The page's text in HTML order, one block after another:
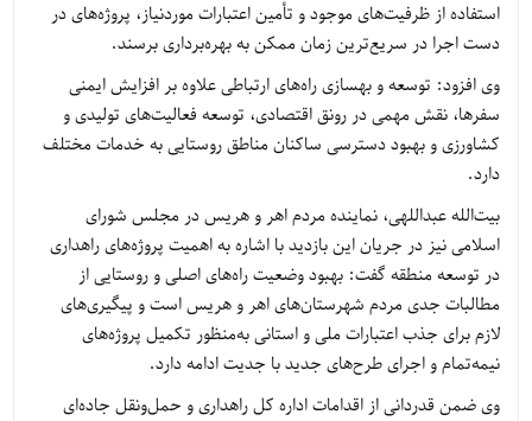
استفاده از ظرفیت‌های موجود و تأمین اعتبارات موردنیاز، پروژه‌های در
دست اجرا در سریع‌ترین زمان ممکن به بهره‌برداری برسند.
وی افزود: توسعه و بهسازی راه‌های ارتباطی علاوه بر افزایش ایمنی
سفرها، نقش مهمی در رونق اقتصادی، توسعه فعالیت‌های تولیدی و
کشاورزی و بهبود دسترسی ساکنان مناطق روستایی به خدمات مختلف
دارد.
بیت‌الله عبداللهی، نماینده مردم اهر و هریس در مجلس شورای
اسلامی نیز در جریان این بازدید با اشاره به اهمیت پروژه‌های راهداری
در توسعه منطقه گفت: بهبود وضعیت راه‌های اصلی و روستایی از
مطالبات جدی مردم شهرستان‌های اهر و هریس است و پیگیری‌های
لازم برای جذب اعتبارات ملی و استانی به‌منظور تکمیل پروژه‌های
نیمه‌تمام و اجرای طرح‌های جدید با جدیت ادامه دارد.
وی ضمن قدردانی از اقدامات اداره کل راهداری و حمل‌ونقل جاده‌ای